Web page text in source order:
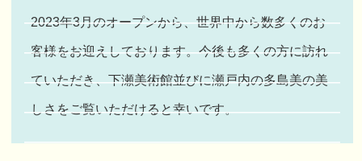
2023年3月のオープンから、世界中から数多くのお
客様をお迎えしております。今後も多くの方に訪れ
ていただき、下瀬美術館並びに瀬戸内の多島美の美
しさをご覧いただけると幸いです。